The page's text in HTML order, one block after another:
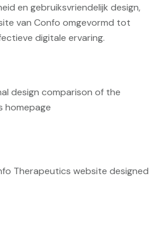
en gebruiksvriendelijk design,
van Confo omgevormd tot
digitale ervaring.